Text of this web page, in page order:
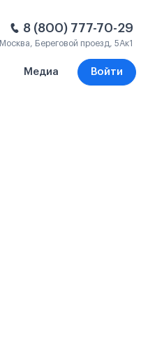
8 (800) 777-70-29
Москва, Береговой проезд, 5Ак1
Медиа Войти